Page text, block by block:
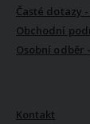
Časté dotazy
Obchodní
Osobní odběr
Kontakt